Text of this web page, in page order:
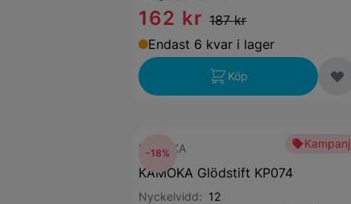
162 kr 187 kr
Endast 6 kvar i lager
Köp
Kampanj
KAMOKA
KAMOKA Glödstift KP074
Nyckelvidd: 12
-18%